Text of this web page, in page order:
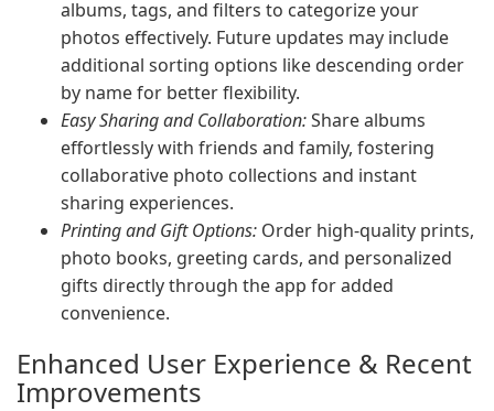
albums, tags, and filters to categorize your
photos effectively. Future updates may include
additional sorting options like descending order
by name for better flexibility.
Easy Sharing and Collaboration:Share albums
effortlessly with friends and family, fostering
collaborative photo collections and instant
sharing experiences.
Printing and Gift Options: Order high-quality prints,
photo books, greeting cards, and personalized
gifts directly through the app for added
convenience.
Enhanced User Experience & Recent
Improvements